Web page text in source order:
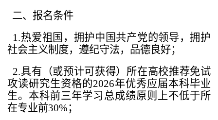
二、报名条件
1.热爱祖国，拥护中国共产党的领导，拥护
社会主义制度，遵纪守法，品德良好；
2.具有（或预计可获得）所在高校推荐免试
攻读研究生资格的2026年优秀应届本科毕业
生。本科前三年学习总成绩原则上不低于所
在专业前30%；